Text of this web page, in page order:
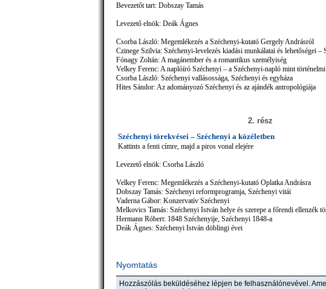
Bevezetőt tart: Dobszay Tamás
Levezető elnök: Deák Ágnes
Csorba László: Megemlékezés a Széchenyi-kutató Gergely Andrásról
Czinege Szilvia: Széchenyi-levelezés kiadási munkálatai és lehetőségei –
Fónagy Zoltán: A magánember és a romantikus személyiség
Velkey Ferenc: A naplóíró Széchenyi – a Széchenyi-napló mint
Csorba László: Széchenyi vallásossága, Széchenyi és egyháza
Hites Sándor: Az adományozó Széchenyi és az ajándék antropológiája
2. rész
Széchenyi törekvései – Széchenyi a közéletben
Kattints a fenti címre, majd a piros vonal elejére
Levezető elnök: Csorba László
Velkey Ferenc: Megemlékezés a Széchenyi-kutató Oplatka Andrásra
Dobszay Tamás: Széchenyi reformprogramja, Széchenyi vitái
Vaderna Gábor: Konzervatív Széchenyi
Melkovics Tamás: Széchenyi István helye és szerepe a főrendi ellenzék
Hermann Róbert: 1848 Széchenyije, Széchenyi 1848-a
Deák Ágnes: Széchenyi István döblingi évei
Nyomtatás
Hozzászólás beküldéséhez lépjen be felhasználónevével.